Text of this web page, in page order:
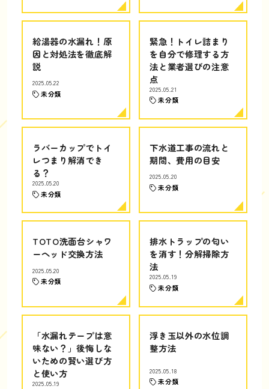
給湯器の水漏れ！原
因と対処法を徹底解
説
2025.05.22
未分類
緊急！トイレ詰まり
を自分で修理する方
法と業者選びの注意
点
2025.05.21
未分類
ラバーカップでトイ
レつまり解消でき
る？
2025.05.20
未分類
下水道工事の流れと
期間、費用の目安
2025.05.20
未分類
TOTO洗面台シャワ
ーヘッド交換方法
2025.05.20
未分類
排水トラップの匂い
を消す！分解掃除方
法
2025.05.19
未分類
「水漏れテープは意
味ない？」後悔しな
いための賢い選び方
と使い方
2025.05.19
浮き玉以外の水位調
整方法
2025.05.18
未分類